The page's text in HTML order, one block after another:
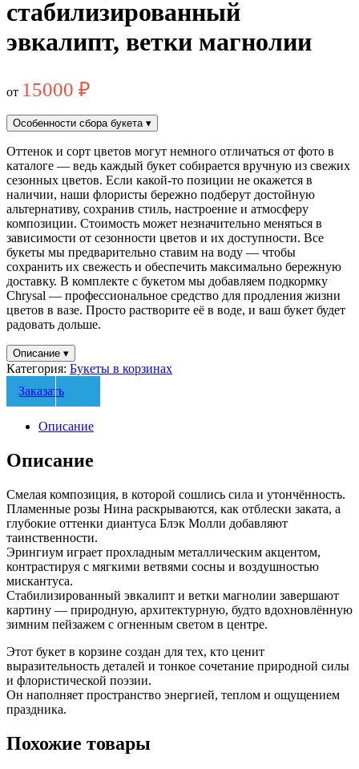
стабилизированный
эвкалипт, ветки магнолии
от 15000 ₽
Особенности сбора букета ▾
Оттенок и сорт цветов могут немного отличаться от фото в
каталоге — ведь каждый букет собирается вручную из свежих
сезонных цветов. Если какой-то позиции не окажется в
наличии, наши флористы бережно подберут достойную
альтернативу, сохранив стиль, настроение и атмосферу
композиции. Стоимость может незначительно меняться в
зависимости от сезонности цветов и их доступности. Все
букеты мы предварительно ставим на воду — чтобы
сохранить их свежесть и обеспечить максимально бережную
доставку. В комплекте с букетом мы добавляем подкормку
Chrysal — профессиональное средство для продления жизни
цветов в вазе. Просто растворите её в воде, и ваш букет будет
радовать дольше.
Описание ▾
Категория: Букеты в корзинах
Заказать
Описание
Описание
Смелая композиция, в которой сошлись сила и утончённость.
Пламенные розы Нина раскрываются, как отблески заката, а
глубокие оттенки диантуса Блэк Молли добавляют
таинственности.
Эрингиум играет прохладным металлическим акцентом,
контрастируя с мягкими ветвями сосны и воздушностью
мискантуса.
Стабилизированный эвкалипт и ветки магнолии завершают
картину — природную, архитектурную, будто вдохновлённую
зимним пейзажем с огненным светом в центре.
Этот букет в корзине создан для тех, кто ценит
выразительность деталей и тонкое сочетание природной силы
и флористической поэзии.
Он наполняет пространство энергией, теплом и ощущением
праздника.
Похожие товары